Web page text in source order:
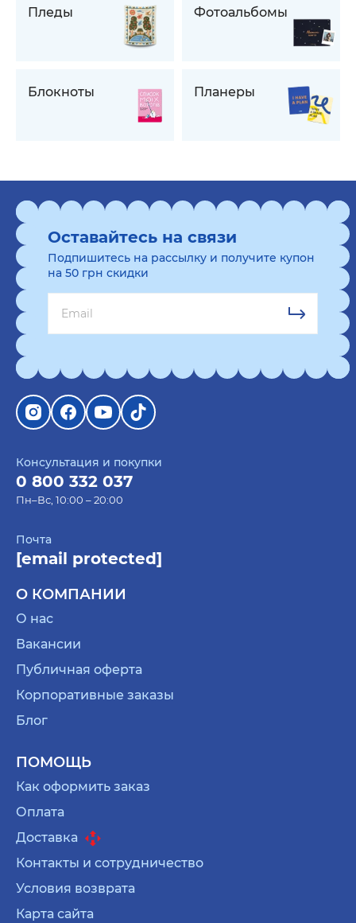
Пледы Фотоальбомы
Блокноты Планеры
Консультация и покупки
0 800 332 037
Пн–Вс, 10:00 – 20:00
Почта
[email protected]
О КОМПАНИИ
О нас
Вакансии
Публичная оферта
Корпоративные заказы
Блог
ПОМОЩЬ
Как оформить заказ
Оплата
Доставка
Контакты и сотрудничество
Условия возврата
Карта сайта
Оставайтесь на связи
Подпишитесь на рассылку и получите купон
на 50 грн скидки